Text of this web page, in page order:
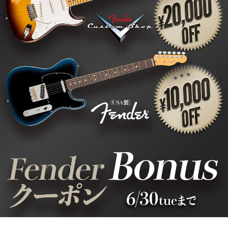
ウクレレ
ドラム
アンプ
エフェクター
アクセサリー
管楽器アクセサリー